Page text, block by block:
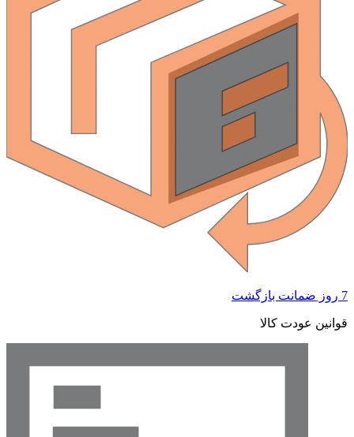
عودت کالا